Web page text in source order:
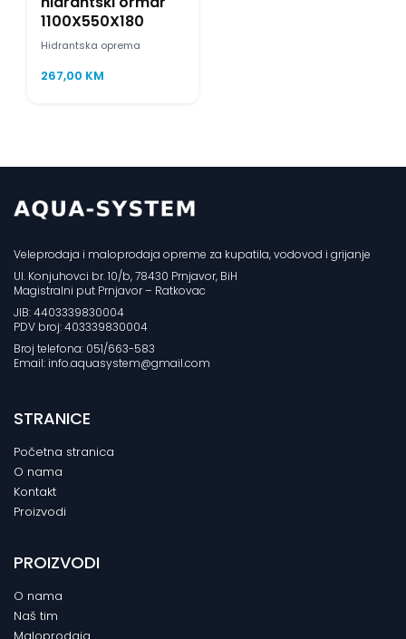
1100X550X180
Hidrantska oprema
267,00 KM
Veleprodaja i maloprodaja opreme za kupatila, vodovod i grijanje
Ul. Konjuhovci br. 10/b, 78430 Prnjavor, BiH
Magistralni put Prnjavor – Ratkovac
JIB: 4403339830004
PDV broj: 403339830004
Broj telefona: 051/663-583
Email: info.aquasystem@gmail.com
STRANICE
Početna stranica
O nama
Kontakt
Proizvodi
PROIZVODI
O nama
Naš tim